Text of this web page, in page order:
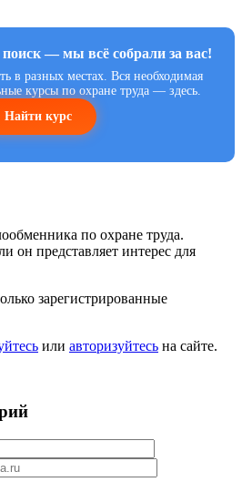
— мы всё собрали за вас!
в разных местах. Вся необходимая
курсы по охране труда — здесь.
Найти курс
по охране труда.
он представляет интерес для
зарегистрированные
или авторизуйтесь на сайте.